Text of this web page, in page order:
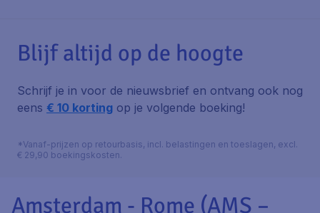
Blijf altijd op de hoogte
Schrijf je in voor de nieuwsbrief en ontvang ook nog
eens € 10 korting op je volgende boeking!
*Vanaf-prijzen op retourbasis, incl. belastingen en toeslagen, excl.
€ 29,90 boekingskosten.
Amsterdam - Rome (AMS –